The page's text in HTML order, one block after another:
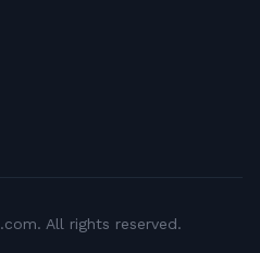
All rights reserved.